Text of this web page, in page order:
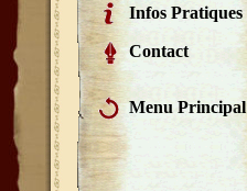
Infos Pratiques
Contact
Menu Principal